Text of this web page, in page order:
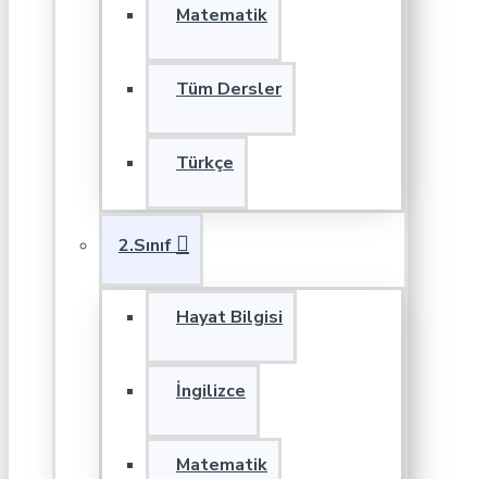
Matematik
Tüm Dersler
Türkçe
2.Sınıf
Hayat Bilgisi
İngilizce
Matematik